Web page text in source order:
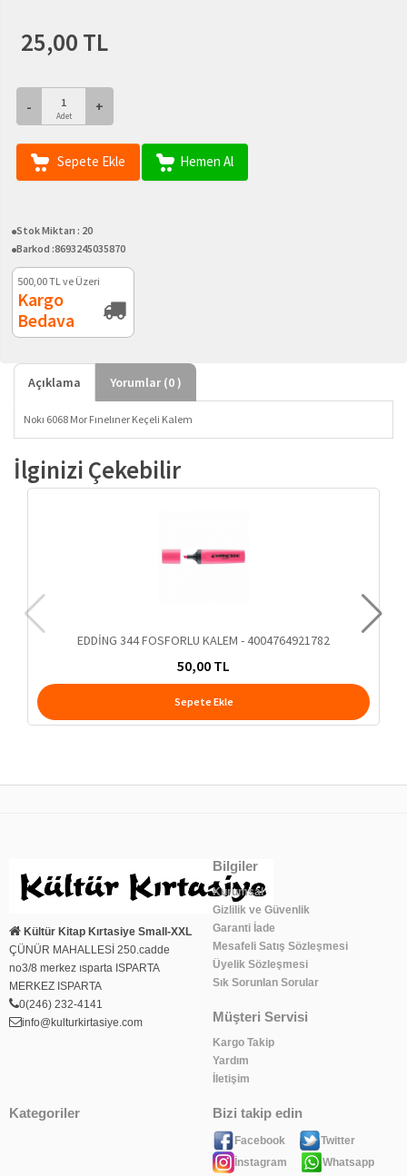
25,00 TL
-
Adet
+
Sepete Ekle Hemen Al
Stok Miktarı : 20
Barkod :8693245035870
500,00TL ve Üzeri
Kargo
Bedava
Açıklama Yorumlar (0)
Nokı 6068 Mor Fınelıner Keçeli Kalem
İlginizi Çekebilir
EDDİNG 344 FOSFORLU KALEM - 4004764921782
50,00 TL
Sepete Ekle
Kültür Kitap Kırtasiye Small-XXL
ÇÜNÜR MAHALLESİ 250.cadde
no3/8 merkez ısparta ISPARTA
MERKEZ ISPARTA
0(246) 232-4141
info@kulturkirtasiye.com
Bilgiler
Kurumsal
Gizlilik ve Güvenlik
Garanti İade
Mesafeli Satış Sözleşmesi
Üyelik Sözleşmesi
Sık Sorunlan Sorular
Müşteri Servisi
Kargo Takip
Yardım
İletişim
Kategoriler Bizi takip edin
Facebook
Twitter
İnstagram
Whatsapp